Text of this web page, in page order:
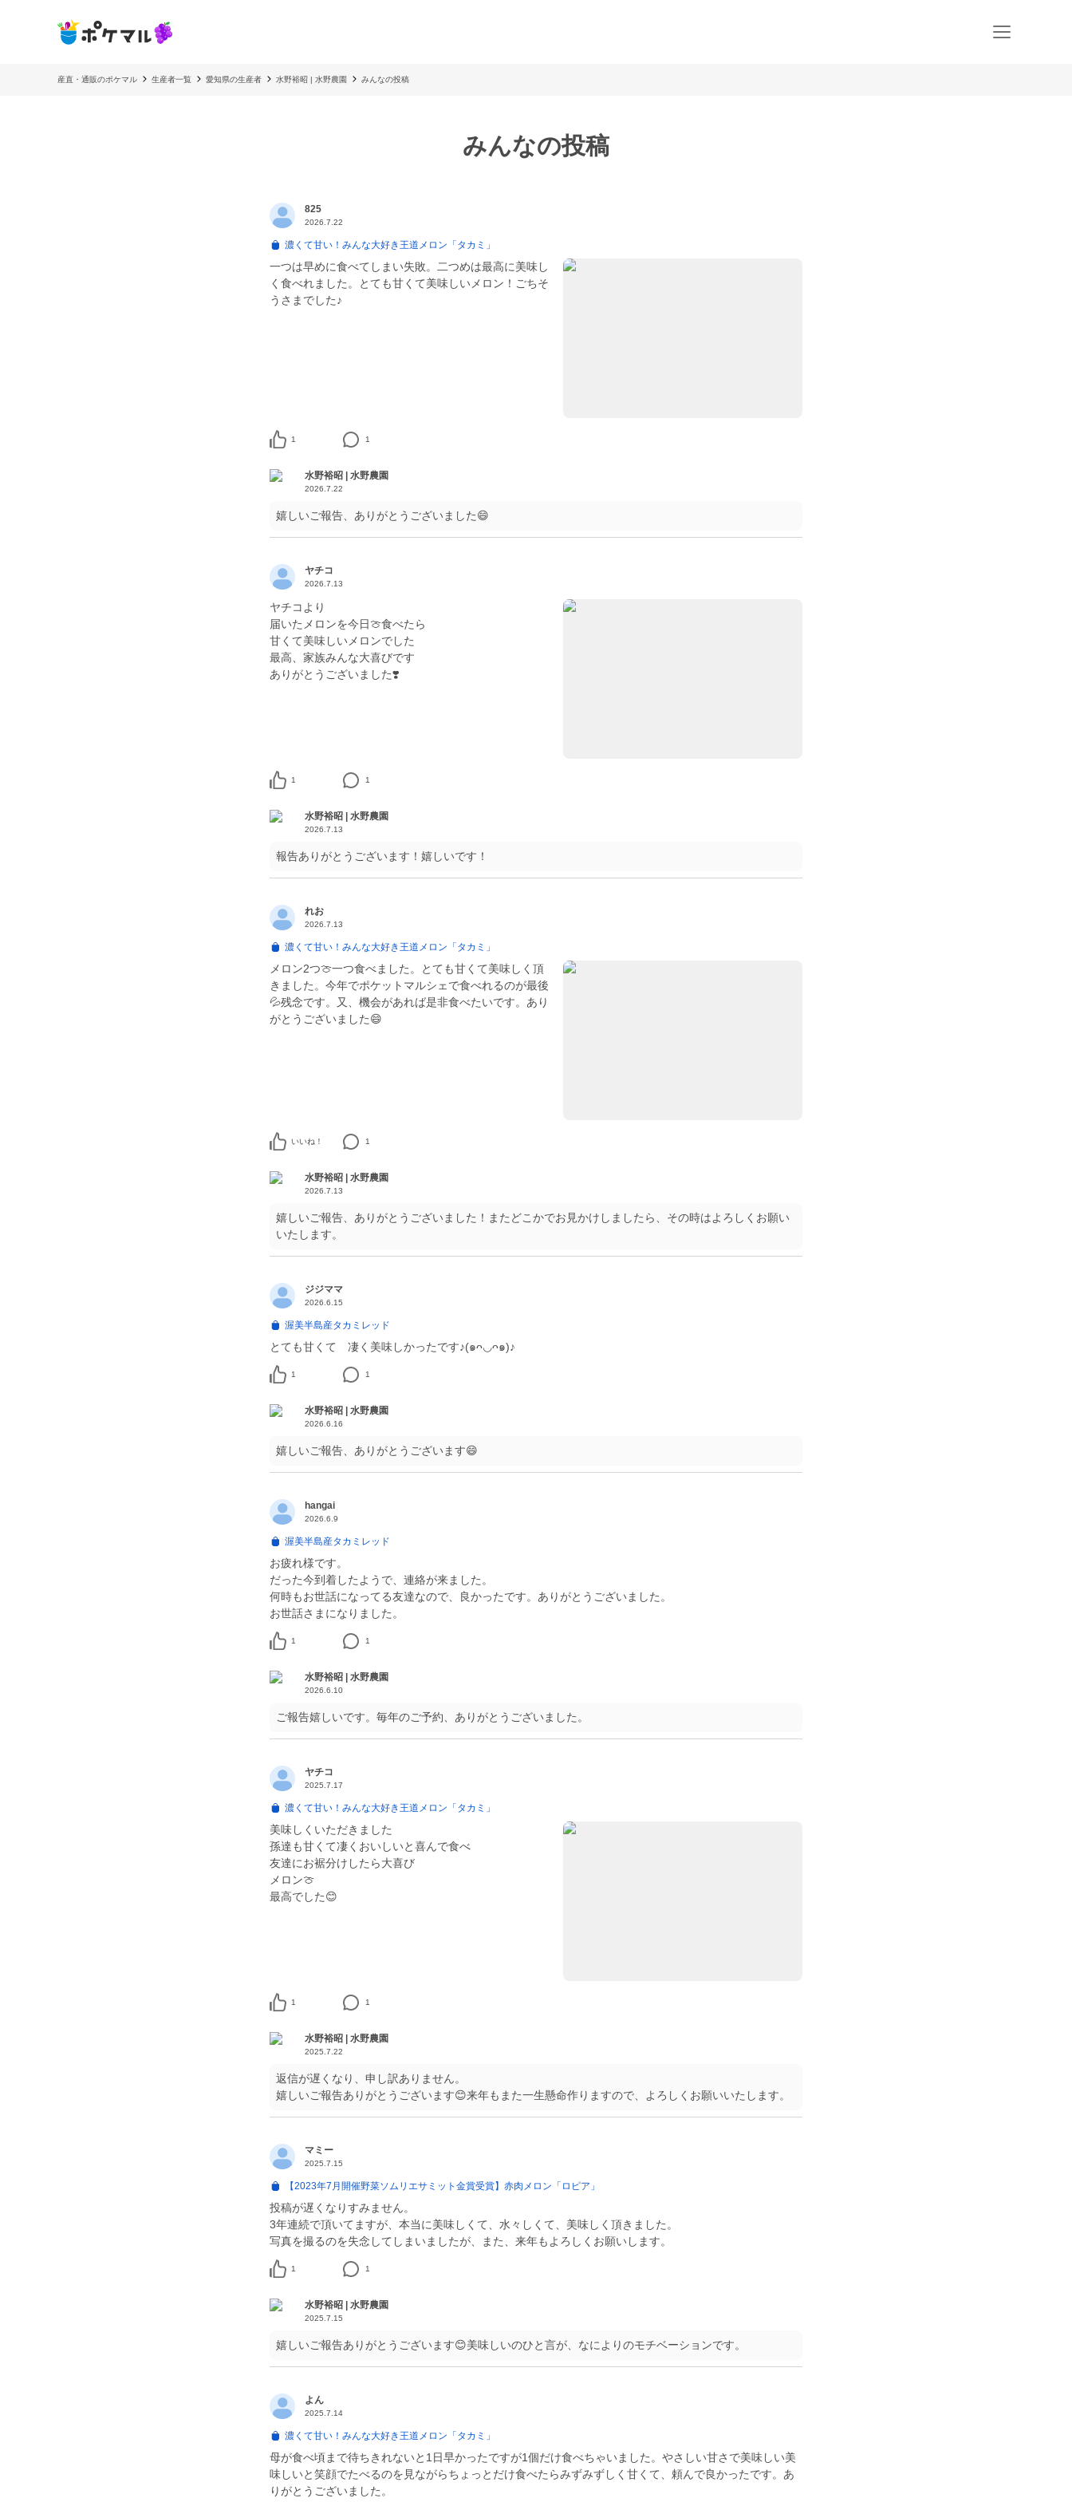
産直・通販のポケマル 生産者一覧 愛知県の生産者 水野裕昭 | 水野農園 みんなの投稿
みんなの投稿
825
2026.7.22
濃くて甘い！みんな大好き王道メロン「タカミ」
一つは早めに食べてしまい失敗。二つめは最高に美味し
く食べれました。とても甘くて美味しいメロン！ごちそ
うさまでした♪
1 1
水野裕昭 | 水野農園
2026.7.22
嬉しいご報告、ありがとうございました😄
ヤチコ
2026.7.13
ヤチコより
届いたメロンを今日🍈食べたら
甘くて美味しいメロンでした
最高、家族みんな大喜びです
ありがとうございました❣️
1 1
水野裕昭 | 水野農園
2026.7.13
報告ありがとうございます！嬉しいです！
れお
2026.7.13
濃くて甘い！みんな大好き王道メロン「タカミ」
メロン2つ🍈一つ食べました。とても甘くて美味しく頂
きました。今年でポケットマルシェで食べれるのが最後
💦残念です。又、機会があれば是非食べたいです。あり
がとうございました😄
いいね！ 1
水野裕昭 | 水野農園
2026.7.13
嬉しいご報告、ありがとうございました！またどこかでお見かけしましたら、その時はよろしくお願い
いたします。
ジジママ
2026.6.15
渥美半島産タカミレッド
とても甘くて 凄く美味しかったです♪(๑ᴖ◡ᴖ๑)♪
1 1
水野裕昭 | 水野農園
2026.6.16
嬉しいご報告、ありがとうございます😄
hangai
2026.6.9
渥美半島産タカミレッド
お疲れ様です。
だった今到着したようで、連絡が来ました。
何時もお世話になってる友達なので、良かったです。ありがとうございました。
1 1
水野裕昭 | 水野農園
2026.6.10
ご報告嬉しいです。毎年のご予約、ありがとうございました。
ヤチコ
2025.7.17
濃くて甘い！みんな大好き王道メロン「タカミ」
美味しくいただきました
孫達も甘くて凄くおいしいと喜んで食べ
友達にお裾分けしたら大喜び
メロン🍈
1 1
水野裕昭 | 水野農園
2025.7.22
返信が遅くなり、申し訳ありません。
嬉しいご報告ありがとうございます😊来年もまた一生懸命作りますので、よろしくお願いいたします。
マミー
2025.7.15
【2023年7月開催野菜ソムリエサミット金賞受賞】赤肉メロン「ロピア」
投稿が遅くなりすみません。
3年連続で頂いてますが、本当に美味しくて、水々しくて、美味しく頂きました。
写真を撮るのを失念してしまいましたが、また、来年もよろしくお願いします。
1 1
水野裕昭 | 水野農園
2025.7.15
嬉しいご報告ありがとうございます😊美味しいのひと言が、なによりのモチベーションです。
よん
2025.7.14
濃くて甘い！みんな大好き王道メロン「タカミ」
母が食べ頃まで待ちきれないと1日早かったですが1個だけ食べちゃいました。やさしい甘さで美味しい美
味しいと笑顔でたべるのを見ながらちょっとだけ食べたらみずみずしく甘くて、頼んで良かったです。あ
りがとうございました。